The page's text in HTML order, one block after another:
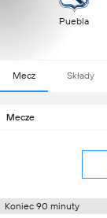
Puebla
Mecz Składy
Mecze
Koniec 90 minuty